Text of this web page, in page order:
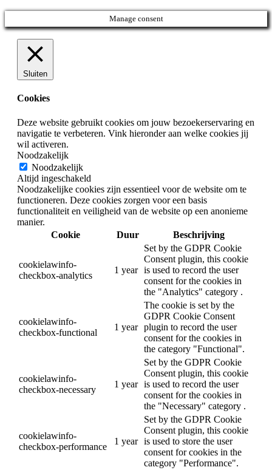
Manage consent
Sluiten
Cookies
Deze website gebruikt cookies om jouw bezoekerservaring en
navigatie te verbeteren. Vink hieronder aan welke cookies jij
wil activeren.
Noodzakelijk
Noodzakelijk
Altijd ingeschakeld
Noodzakelijke cookies zijn essentieel voor de website om te
functioneren. Deze cookies zorgen voor een basis
functionaliteit en veiligheid van de website op een anonieme
manier.
Cookie
Duur Beschrijving
cookielawinfo-
checkbox-analytics
1 year
Set by the GDPR Cookie
Consent plugin, this cookie
is used to record the user
consent for the cookies in
the "Analytics" category .
cookielawinfo-
checkbox-functional
1 year
The cookie is set by the
GDPR Cookie Consent
plugin to record the user
consent for the cookies in
the category "Functional".
cookielawinfo-
checkbox-necessary
1 year
Set by the GDPR Cookie
Consent plugin, this cookie
is used to record the user
consent for the cookies in
the "Necessary" category .
cookielawinfo-
checkbox-performance
1 year
Set by the GDPR Cookie
Consent plugin, this cookie
is used to store the user
consent for cookies in the
category "Performance".